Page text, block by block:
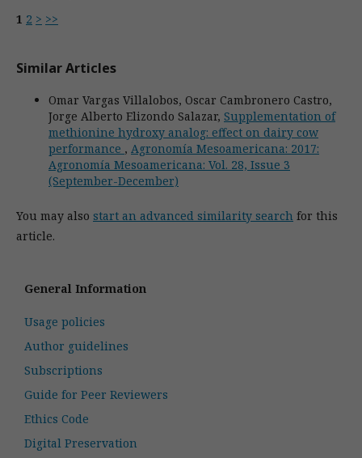
1 2 > >>
Similar Articles
Omar Vargas Villalobos, Oscar Cambronero Castro,
Jorge Alberto Elizondo Salazar, Supplementation of
methionine hydroxy analog: effect on dairy cow
performance , Agronomía Mesoamericana: 2017:
Agronomía Mesoamericana: Vol. 28, Issue 3
(September-December)
You may also start an advanced similarity search for this
article.
General Information
Usage policies
Author guidelines
Subscriptions
Guide for Peer Reviewers
Ethics Code
Digital Preservation